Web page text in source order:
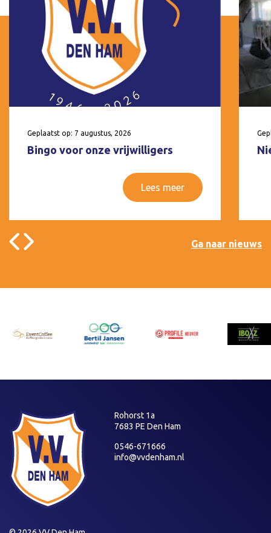
Geplaatst op: 7 augustus, 2026
Bingo voor onze vrijwilligers
Lees meer
Ga naar nieuws
Rohorst 1a
7683 PE Den Ham
0546-671666
info@vvdenham.nl